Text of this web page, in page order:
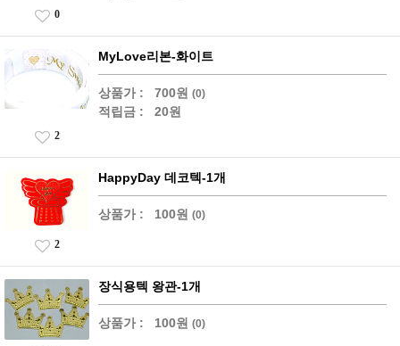
0
MyLove리본-화이트
상품가 : 700원 (0)
적립금 : 20원
2
HappyDay 데코텍-1개
상품가 : 100원 (0)
2
장식용텍 왕관-1개
상품가 : 100원 (0)